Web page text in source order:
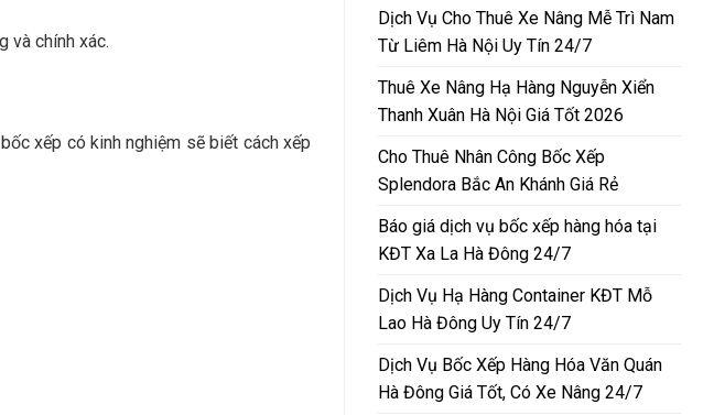
và chính xác.
xếp có kinh nghiệm sẽ biết cách xếp
Dịch Vụ Cho Thuê Xe Nâng Mễ Trì Nam
Từ Liêm Hà Nội Uy Tín 24/7
Thuê Xe Nâng Hạ Hàng Nguyễn Xiển
Thanh Xuân Hà Nội Giá Tốt 2026
Cho Thuê Nhân Công Bốc Xếp
Splendora Bắc An Khánh Giá Rẻ
Báo giá dịch vụ bốc xếp hàng hóa tại
KĐT Xa La Hà Đông 24/7
Dịch Vụ Hạ Hàng Container KĐT Mỗ
Lao Hà Đông Uy Tín 24/7
Dịch Vụ Bốc Xếp Hàng Hóa Văn Quán
Hà Đông Giá Tốt, Có Xe Nâng 24/7